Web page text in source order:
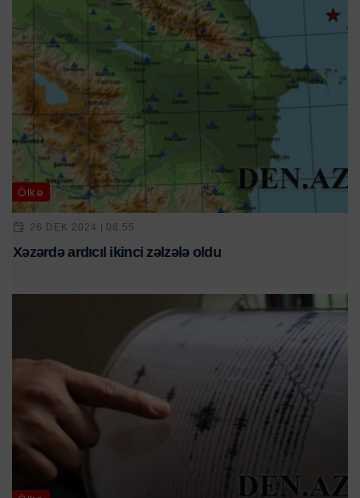
Ölkə
26 DEK 2024 | 08:55
Xəzərdə ardıcıl ikinci zəlzələ oldu